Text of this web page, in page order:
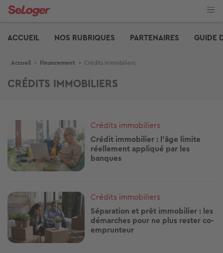
Aller
ACCUEIL
NOS RUBRIQUES PARTENAIRES GUIDE
Fil d'Ariane
Accueil > Financement > Crédits immobiliers
CRÉDITS IMMOBILIERS
Crédits immobiliers
Crédit immobilier : l’âge limite
réellement appliqué par les
banques
Image
Crédits immobiliers
Séparation et prêt immobilier : les
démarches pour ne plus rester co-
emprunteur